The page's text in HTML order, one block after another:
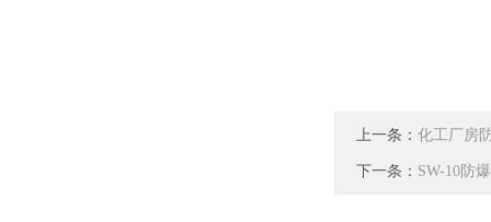
上一条： 化工厂房
下一条： SW-10防